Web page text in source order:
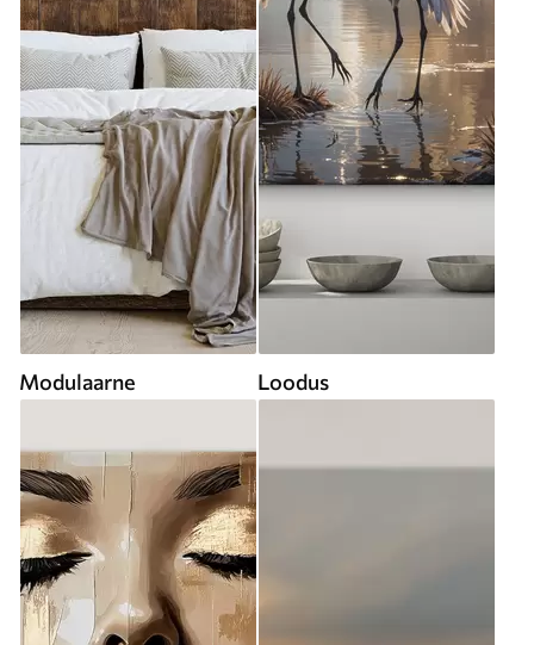
Modulaarne Loodus